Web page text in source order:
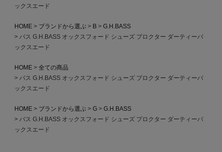
ックスエード
HOME ブランドから選ぶ B
G.H.BASS
バス G.H.BASS オックスフォード シューズ プロクター ダーティーバ
ックスエード
HOME
全ての商品
バス G.H.BASS オックスフォード シューズ プロクター ダーティーバ
ックスエード
HOME ブランドから選ぶ G
G.H.BASS
バス G.H.BASS オックスフォード シューズ プロクター ダーティーバ
ックスエード